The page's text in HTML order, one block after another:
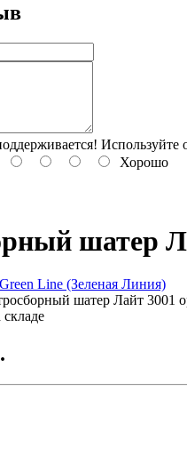
Используйте
Хорошо
шатер
Green Line (Зеленая Линия)
шатер Лайт 3001